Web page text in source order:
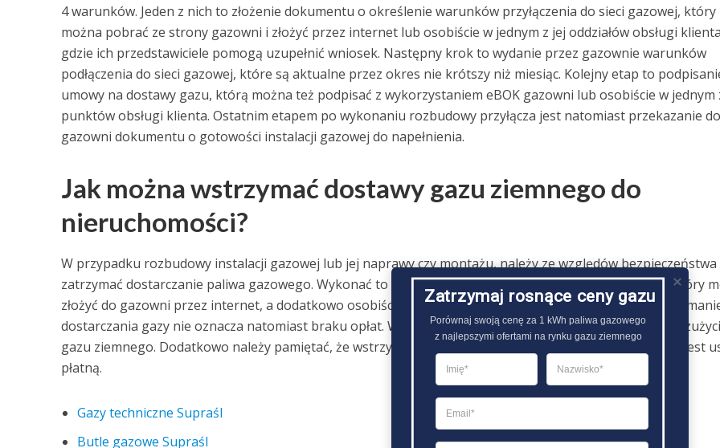
4 warunków. Jeden z nich to złożenie dokumentu o określenie warunków przyłączenia do sieci gazowej, który
można pobrać ze strony gazowni i złożyć przez internet lub osobiście w jednym z jej oddziałów obsługi
gdzie ich przedstawiciele pomogą uzupełnić wniosek. Następny krok to wydanie przez gazownie warunków
podłączenia do sieci gazowej, które są aktualne przez okres nie krótszy niż miesiąc. Kolejny etap to
umowy na dostawy gazu, którą można też podpisać z wykorzystaniem eBOK gazowni lub osobiście w jednym
punktów obsługi klienta. Ostatnim etapem po wykonaniu rozbudowy przyłącza jest natomiast przekazanie do
gazowni dokumentu o gotowości instalacji gazowej do napełnienia.
Jak można wstrzymać dostawy gazu ziemnego do
nieruchomości?
W przypadku rozbudowy instalacji gazowej lub jej naprawy czy montażu, należy ze względów bezpieczeństwa
zatrzymać dostarczanie paliwa gazowego. Wykonać to należy z wykorzystaniem właściwego wniosku, który
złożyć do gazowni przez internet, a dodatkowo osobiście w jednym z jej punktów obsługi klienta.
dostarczania gazy nie oznacza natomiast braku opłat. Wystawiane faktury nie będą wyłącznie zawierały
gazu ziemnego. Dodatkowo należy pamiętać, że wstrzymanie dostaw gazu ziemnego na prośbę klienta jest
płatną.
Gazy techniczne Supraśl
Butle gazowe Supraśl
Zatrzymaj rosnące ceny gazu
Porównaj swoją cenę za 1 kWh paliwa gazowego
z najlepszymi ofertami na rynku gazu ziemnego